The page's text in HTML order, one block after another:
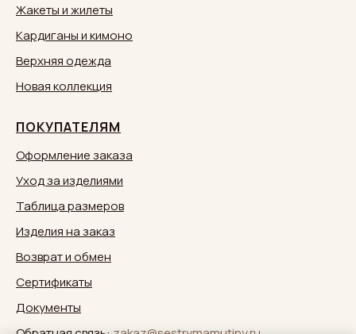
Жакеты и жилеты
Кардиганы и кимоно
Верхняя одежда
Новая коллекция
ПОКУПАТЕЛЯМ
Оформление заказа
Уход за изделиями
Таблица размеров
Изделия на заказ
Возврат и обмен
Сертификаты
Документы